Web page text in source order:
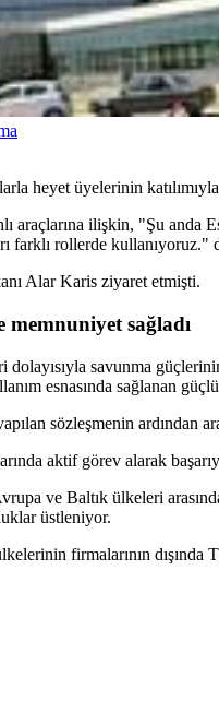
heyet üyelerinin
araçlarına ilişkin, "Şu
farklı rollerde kullanıyoruz."
Alar Karis ziyaret etmişti.
memnuniyet sağladı
savunma
esnasında sağlanan
sözleşmenin
aktif görev alarak
ve Baltık ülkeleri
üstleniyor.
firmalarının dışında